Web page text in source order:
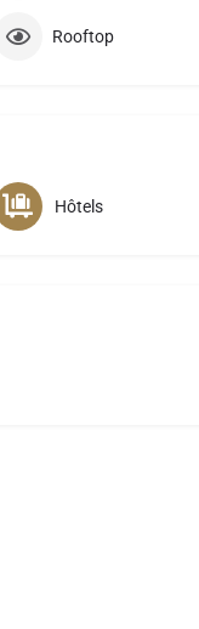
Rooftop
Hôtels